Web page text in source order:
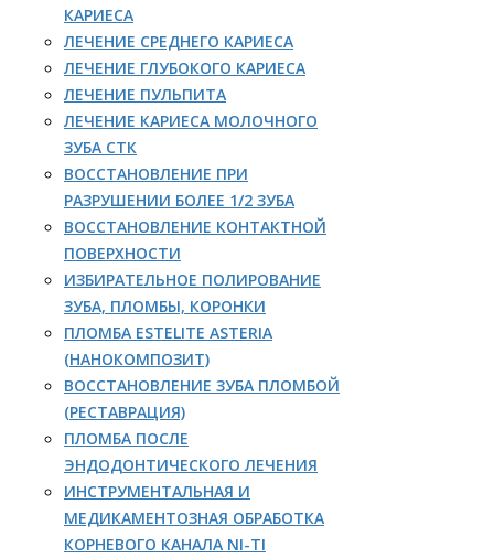
КАРИЕСА
ЛЕЧЕНИЕ СРЕДНЕГО КАРИЕСА
ЛЕЧЕНИЕ ГЛУБОКОГО КАРИЕСА
ЛЕЧЕНИЕ ПУЛЬПИТА
ЛЕЧЕНИЕ КАРИЕСА МОЛОЧНОГО
ЗУБА СТК
ВОССТАНОВЛЕНИЕ ПРИ
РАЗРУШЕНИИ БОЛЕЕ 1/2 ЗУБА
ВОССТАНОВЛЕНИЕ КОНТАКТНОЙ
ПОВЕРХНОСТИ
ИЗБИРАТЕЛЬНОЕ ПОЛИРОВАНИЕ
ЗУБА, ПЛОМБЫ, КОРОНКИ
ПЛОМБА ESTELITE ASTERIA
(НАНОКОМПОЗИТ)
ВОССТАНОВЛЕНИЕ ЗУБА ПЛОМБОЙ
(РЕСТАВРАЦИЯ)
ПЛОМБА ПОСЛЕ
ЭНДОДОНТИЧЕСКОГО ЛЕЧЕНИЯ
ИНСТРУМЕНТАЛЬНАЯ И
МЕДИКАМЕНТОЗНАЯ ОБРАБОТКА
КОРНЕВОГО КАНАЛА NI-TI